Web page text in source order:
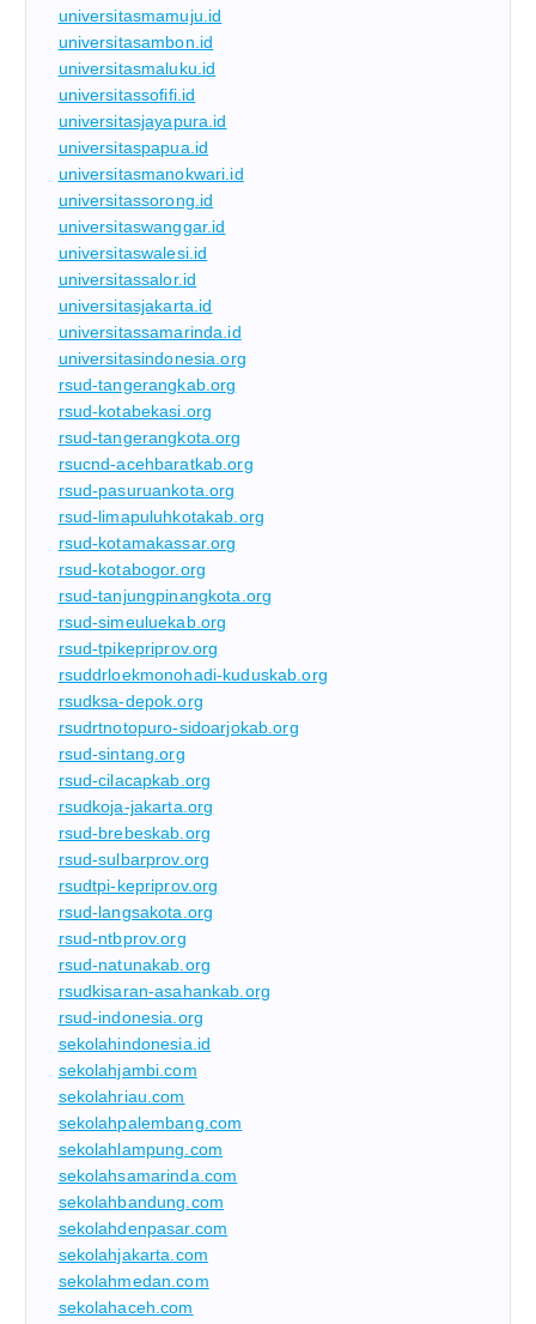
universitasmamuju.id
universitasambon.id
universitasmaluku.id
universitassofifi.id
universitasjayapura.id
universitaspapua.id
universitasmanokwari.id
universitassorong.id
universitaswanggar.id
universitaswalesi.id
universitassalor.id
universitasjakarta.id
universitassamarinda.id
universitasindonesia.org
rsud-tangerangkab.org
rsud-kotabekasi.org
rsud-tangerangkota.org
rsucnd-acehbaratkab.org
rsud-pasuruankota.org
rsud-limapuluhkotakab.org
rsud-kotamakassar.org
rsud-kotabogor.org
rsud-tanjungpinangkota.org
rsud-simeuluekab.org
rsud-tpikepriprov.org
rsuddrloekmonohadi-kuduskab.org
rsudksa-depok.org
rsudrtnotopuro-sidoarjokab.org
rsud-sintang.org
rsud-cilacapkab.org
rsudkoja-jakarta.org
rsud-brebeskab.org
rsud-sulbarprov.org
rsudtpi-kepriprov.org
rsud-langsakota.org
rsud-ntbprov.org
rsud-natunakab.org
rsudkisaran-asahankab.org
rsud-indonesia.org
sekolahindonesia.id
sekolahjambi.com
sekolahriau.com
sekolahpalembang.com
sekolahlampung.com
sekolahsamarinda.com
sekolahbandung.com
sekolahdenpasar.com
sekolahjakarta.com
sekolahmedan.com
sekolahaceh.com